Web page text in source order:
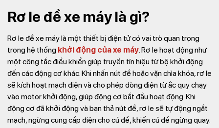
Rơ le đề xe máy là gì?
Rơ le đề xe máy là một thiết bị điện tử có vai trò quan trọng
trong hệ thống khởi động của xe máy. Rơ le hoạt động như
một công tắc điều khiển giúp truyền tín hiệu từ bộ khởi động
đến các động cơ khác. Khi nhấn nút đề hoặc vặn chìa khóa, rơ le
sẽ kích hoạt mạch điện và cho phép dòng điện từ ắc quy chạy
vào motor khởi động, giúp động cơ bắt đầu hoạt động. Khi
động cơ đã khởi động và bạn thả nút đề, rơ le sẽ tự động ngắt
mạch, ngừng cung cấp điện cho củ đề, khiến củ đề ngừng quay.